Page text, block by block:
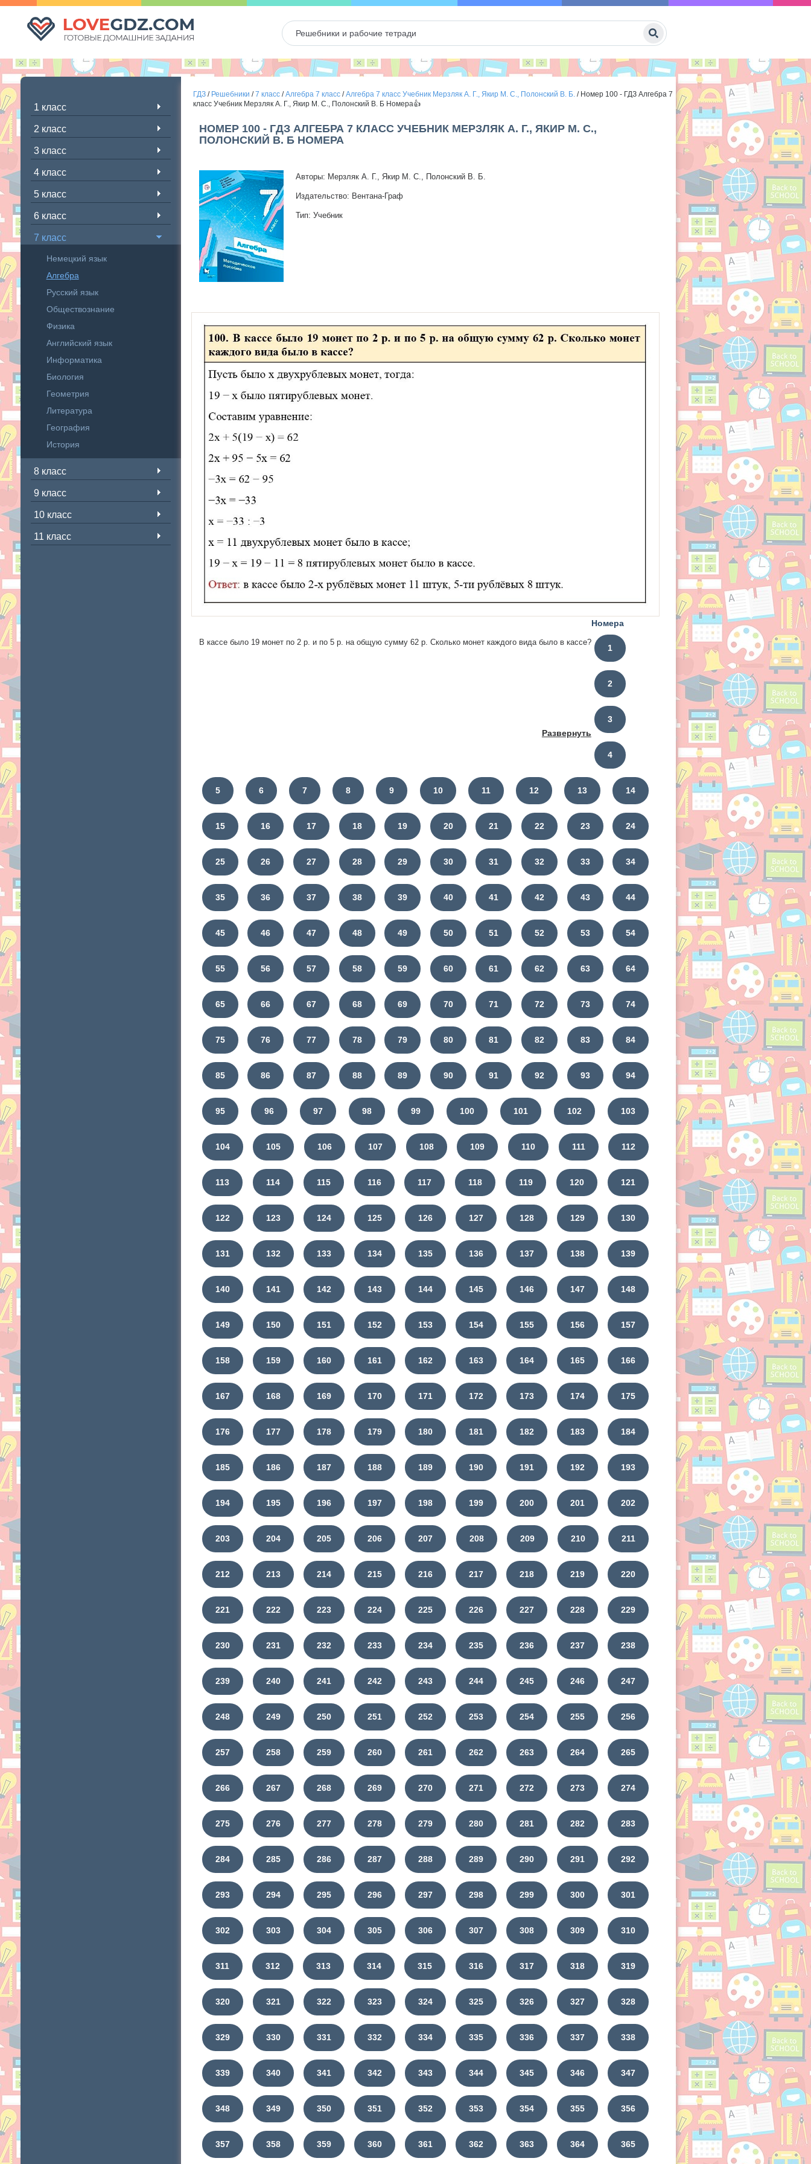
1 класс
2 класс
3 класс
4 класс
5 класс
6 класс
7 класс
Немецкий язык
Алгебра
Русский язык
Обществознание
Физика
Английский язык
Информатика
Биология
Геометрия
Литература
География
История
8 класс
9 класс
10 класс
11 класс
ГДЗ/ Решебники /7 класс/Алгебра 7 класс/Алгебра 7 класс Учебник Мерзляк А. Г., Якир М. С., Полонский В. Б./ Номер 100 - ГДЗ Алгебра 7
класс Учебник Мерзляк А. Г., Якир М. С., Полонский В. Б Номера👍
НОМЕР 100 - ГДЗ АЛГЕБРА 7 КЛАСС УЧЕБНИК МЕРЗЛЯК А. Г., ЯКИР М. С.,
ПОЛОНСКИЙ В. Б НОМЕРА
Авторы: Мерзляк А. Г., Якир М. С., Полонский В. Б.
Издательство: Вентана-Граф
Тип: Учебник
Развернуть
В кассе было 19 монет по 2 р. и по 5 р. на общую сумму 62 р. Сколько монет каждого вида было в кассе?
Номера
1
2
3
4
5 6 7 8 9 10 11 12 13 14
15 16 17 18 19 20 21 22 23 24
25 26 27 28 29 30 31 32 33 34
35 36 37 38 39 40 41 42 43 44
45 46 47 48 49 50 51 52 53 54
55 56 57 58 59 60 61 62 63 64
65 66 67 68 69 70 71 72 73 74
75 76 77 78 79 80 81 82 83 84
85 86 87 88 89 90 91 92 93 94
95 96 97 98 99 100 101 102 103
104 105 106 107 108 109 110 111 112
113 114 115 116 117 118 119 120 121
122 123 124 125 126 127 128 129 130
131 132 133 134 135 136 137 138 139
140 141 142 143 144 145 146 147 148
149 150 151 152 153 154 155 156 157
158 159 160 161 162 163 164 165 166
167 168 169 170 171 172 173 174 175
176 177 178 179 180 181 182 183 184
185 186 187 188 189 190 191 192 193
194 195 196 197 198 199 200 201 202
203 204 205 206 207 208 209 210 211
212 213 214 215 216 217 218 219 220
221 222 223 224 225 226 227 228 229
230 231 232 233 234 235 236 237 238
239 240 241 242 243 244 245 246 247
248 249 250 251 252 253 254 255 256
257 258 259 260 261 262 263 264 265
266 267 268 269 270 271 272 273 274
275 276 277 278 279 280 281 282 283
284 285 286 287 288 289 290 291 292
293 294 295 296 297 298 299 300 301
302 303 304 305 306 307 308 309 310
311 312 313 314 315 316 317 318 319
320 321 322 323 324 325 326 327 328
329 330 331 332 334 335 336 337 338
339 340 341 342 343 344 345 346 347
348 349 350 351 352 353 354 355 356
357 358 359 360 361 362 363 364 365